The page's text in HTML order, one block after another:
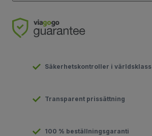
Säkerhetskontroller i världsklass
Transparent prissättning
100 % beställningsgaranti